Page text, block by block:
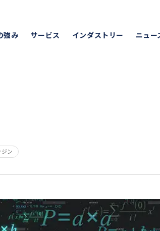
強み サービス インダストリー ニュー
ン